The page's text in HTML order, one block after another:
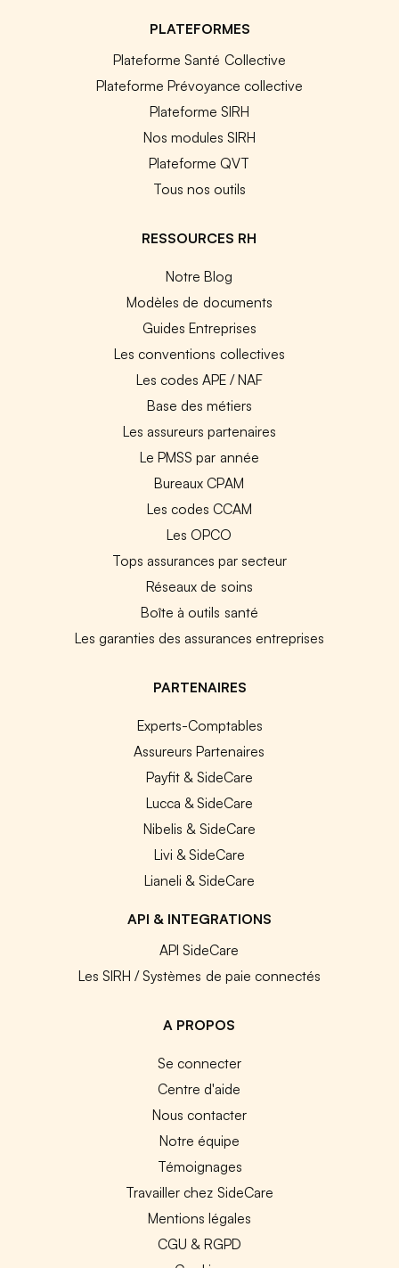
PLATEFORMES
Plateforme Santé Collective
Plateforme Prévoyance collective
Plateforme SIRH
Nos modules SIRH
Plateforme QVT
Tous nos outils
RESSOURCES RH
Notre Blog
Modèles de documents
Guides Entreprises
Les conventions collectives
Les codes APE / NAF
Base des métiers
Les assureurs partenaires
Le PMSS par année
Bureaux CPAM
Les codes CCAM
Les OPCO
Tops assurances par secteur
Réseaux de soins
Boîte à outils santé
Les garanties des assurances entreprises
PARTENAIRES
Experts-Comptables
Assureurs Partenaires
Payfit & SideCare
Lucca & SideCare
Nibelis & SideCare
Livi & SideCare
Lianeli & SideCare
API & INTEGRATIONS
API SideCare
Les SIRH / Systèmes de paie connectés
A PROPOS
Se connecter
Centre d'aide
Nous contacter
Notre équipe
Témoignages
Travailler chez SideCare
Mentions légales
CGU & RGPD